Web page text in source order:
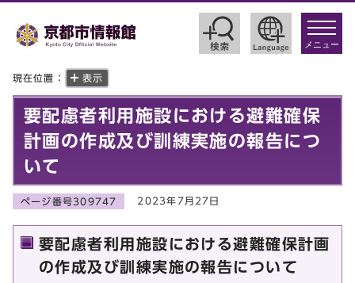
toggle
メニュー
現在位置： 表示
要配慮者利用施設における避難確保
計画の作成及び訓練実施の報告につ
いて
ページ番号309747 2023年7月27日
要配慮者利用施設における避難確保計画
の作成及び訓練実施の報告について